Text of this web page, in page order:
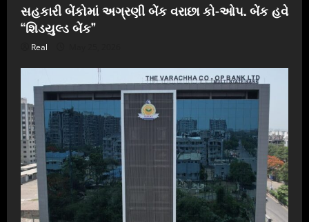
સહકારી બેંકોમાં અગ્રણી બેંક વરાછા કો-ઓપ. બેંક હવે
“શિડયુલ્ડ બેંક”
Real